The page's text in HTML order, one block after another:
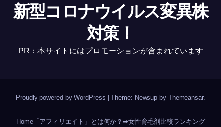
新型コロナウイルス変異株
対策！
PR：本サイトにはプロモーションが含まれています
Proudly powered by WordPress Theme: Newsup by Themeansar.
Home「アフィリエイト」とは何か？ ➡女性育毛剤比較ランキング